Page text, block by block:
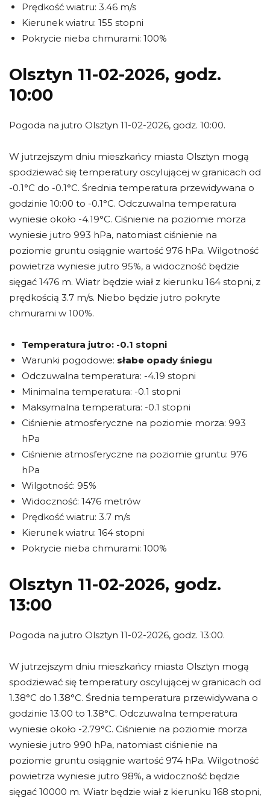
Prędkość wiatru: 3.46 m/s
Kierunek wiatru: 155 stopni
Pokrycie nieba chmurami: 100%
Olsztyn 11-02-2026, godz.
10:00
Pogoda na jutro Olsztyn 11-02-2026, godz. 10:00.
W jutrzejszym dniu mieszkańcy miasta Olsztyn mogą
spodziewać się temperatury oscylującej w granicach od
-0.1°C do -0.1°C. Średnia temperatura przewidywana o
godzinie 10:00 to -0.1°C. Odczuwalna temperatura
wyniesie około -4.19°C. Ciśnienie na poziomie morza
wyniesie jutro 993 hPa, natomiast ciśnienie na
poziomie gruntu osiągnie wartość 976 hPa. Wilgotność
powietrza wyniesie jutro 95%, a widoczność będzie
sięgać 1476 m. Wiatr będzie wiał z kierunku 164 stopni, z
prędkością 3.7 m/s. Niebo będzie jutro pokryte
chmurami w 100%.
Temperatura jutro: -0.1 stopni
Warunki pogodowe: słabe opady śniegu
Odczuwalna temperatura: -4.19 stopni
Minimalna temperatura: -0.1 stopni
Maksymalna temperatura: -0.1 stopni
Ciśnienie atmosferyczne na poziomie morza: 993
hPa
Ciśnienie atmosferyczne na poziomie gruntu: 976
hPa
Wilgotność: 95%
Widoczność: 1476 metrów
Prędkość wiatru: 3.7 m/s
Kierunek wiatru: 164 stopni
Pokrycie nieba chmurami: 100%
Olsztyn 11-02-2026, godz.
13:00
Pogoda na jutro Olsztyn 11-02-2026, godz. 13:00.
W jutrzejszym dniu mieszkańcy miasta Olsztyn mogą
spodziewać się temperatury oscylującej w granicach od
1.38°C do 1.38°C. Średnia temperatura przewidywana o
godzinie 13:00 to 1.38°C. Odczuwalna temperatura
wyniesie około -2.79°C. Ciśnienie na poziomie morza
wyniesie jutro 990 hPa, natomiast ciśnienie na
poziomie gruntu osiągnie wartość 974 hPa. Wilgotność
powietrza wyniesie jutro 98%, a widoczność będzie
sięgać 10000 m. Wiatr będzie wiał z kierunku 168 stopni,